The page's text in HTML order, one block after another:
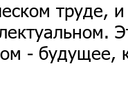
труде,
- будущее,